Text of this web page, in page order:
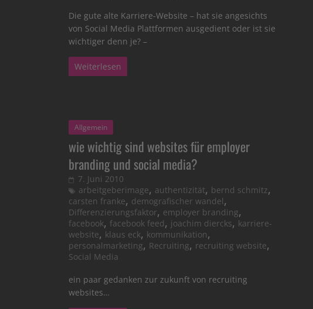
Die gute alte Karriere-Website – hat sie angesichts
von Social Media Plattformen ausgedient oder ist sie
wichtiger denn je? –
Weiterlesen
Allgemein
wie wichtig sind websites für employer
branding und social media?
7. Juni 2010
arbeitgeberimage, authentizität, bernd schmitz,
carsten franke, demografischer wandel,
Differenzierungsfaktor, employer branding,
facebook, facebook feed, joachim diercks,karriere-
website,klaus eck, kommunikation,
personalmarketing, Recruiting, recruiting website,
Social Media
ein paar gedanken zur zukunft von recruiting
websites…